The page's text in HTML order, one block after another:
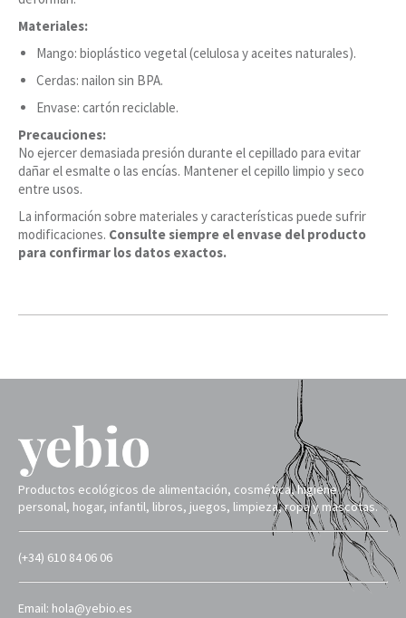
Materiales:
Mango: bioplástico vegetal (celulosa y aceites naturales).
Cerdas: nailon sin BPA.
Envase: cartón reciclable.
Precauciones:
No ejercer demasiada presión durante el cepillado para evitar
dañar el esmalte o las encías. Mantener el cepillo limpio y seco
entre usos.
La información sobre materiales y características puede sufrir
modificaciones. Consulte siempre el envase del producto
para confirmar los datos exactos.
Productos ecológicos de alimentación, cosmética, higiene
personal, hogar, infantil, libros, juegos, limpieza, ropa y mascotas.
(+34) 610 84 06 06
Email: hola@yebio.es